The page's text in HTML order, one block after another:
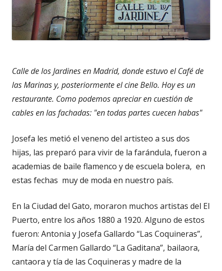
Calle de los Jardines en Madrid, donde estuvo el Café de
las Marinas y, posteriormente el cine Bello. Hoy es un
restaurante. Como podemos apreciar en cuestión de
cables en las fachadas: "en todas partes cuecen habas"
Josefa les metió el veneno del artisteo a sus dos
hijas, las preparó para vivir de la farándula, fueron a
academias de baile flamenco y de escuela bolera, en
estas fechas muy de moda en nuestro país.
En la Ciudad del Gato, moraron muchos artistas del El
Puerto, entre los años 1880 a 1920. Alguno de estos
fueron: Antonia y Josefa Gallardo “Las Coquineras”,
María del Carmen Gallardo “La Gaditana”, bailaora,
cantaora y tía de las Coquineras y madre de la